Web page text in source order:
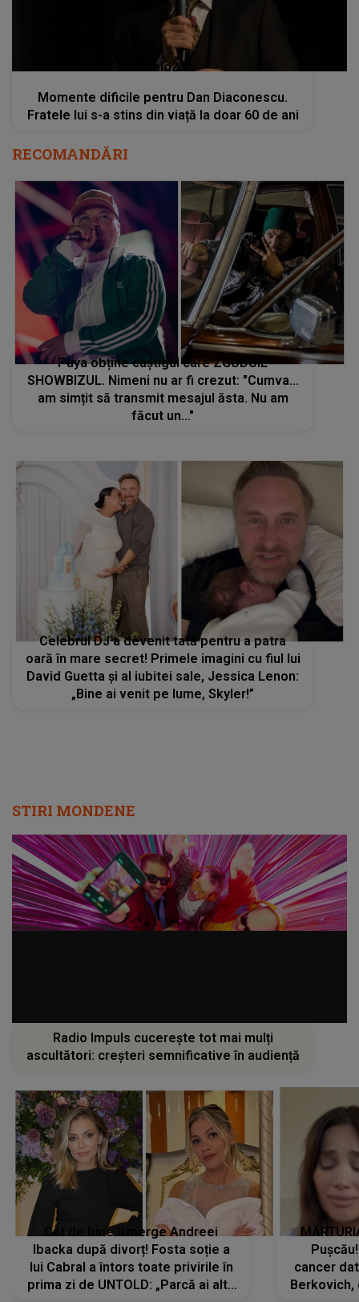
Puya obține câștigul care ZGUDUIE
SHOWBIZUL. Nimeni nu ar fi crezut: "Cumva…
am simțit să transmit mesajul ăsta. Nu am
făcut un..."
Celebrul DJ a devenit tată pentru a patra
oară în mare secret! Primele imagini cu fiul lui
David Guetta și al iubitei sale, Jessica Lenon:
„Bine ai venit pe lume, Skyler!”
STIRI MONDENE
Radio Impuls cucerește tot mai mulți
ascultători: creșteri semnificative în audiență
Ibacka după divorț! Fosta soție a
lui Cabral a întors toate privirile în
prima zi de UNTOLD: „Parcă ai altă
strălucire, emani putere,
încredere, siguranță...”
cancer
accident
Dacă